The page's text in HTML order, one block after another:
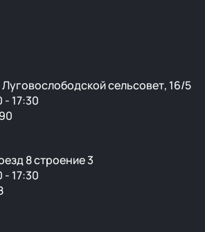
сельсовет, 16/5
17:30
8 строение 3
17:30